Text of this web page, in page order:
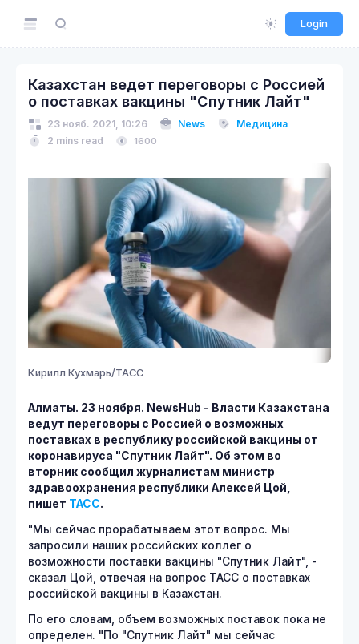
Login
Казахстан ведет переговоры с Россией
о поставках вакцины "Спутник Лайт"
23 нояб. 2021, 10:26 News
Медицина
2 mins read
1600
Кирилл Кухмарь/ТАСС
Алматы. 23 ноября. NewsHub - Власти Казахстана
ведут переговоры с Россией о возможных
поставках в республику российской вакцины от
коронавируса "Спутник Лайт". Об этом во
вторник сообщил журналистам министр
здравоохранения республики Алексей Цой,
пишет ТАСС.
"Мы сейчас прорабатываем этот вопрос. Мы
запросили наших российских коллег о
возможности поставки вакцины "Спутник Лайт", -
сказал Цой, отвечая на вопрос ТАСС о поставках
российской вакцины в Казахстан.
По его словам, объем возможных поставок пока не
определен. "По "Спутник Лайт" мы сейчас